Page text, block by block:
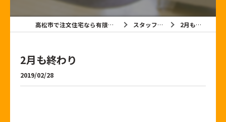
高松市で注文住宅なら有限会社黒石建設 スタッフブログ 2月も終わり
2月も終わり
2019/02/28